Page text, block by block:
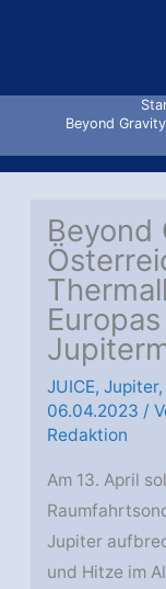
Beyond
Beyond
Europas
JUICE,Jupiter,
06.04.2023 /
Redaktion
Am 13. April
Jupiter
und Hitze im